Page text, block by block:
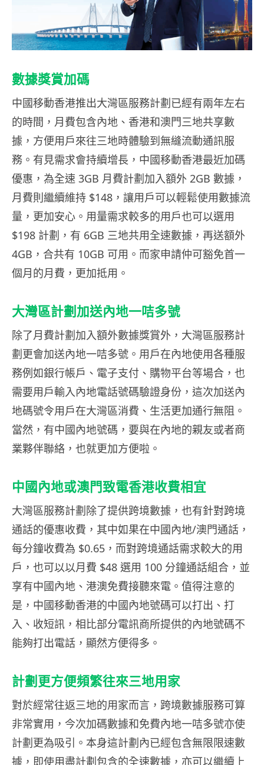
數據獎賞加碼
中國移動香港推出大灣區服務計劃已經有兩年左右
的時間，月費包含內地、香港和澳門三地共享數
據，方便用戶來往三地時體驗到無縫流動通訊服
務。有見需求會持續增長，中國移動香港最近加碼
優惠，為全速 3GB 月費計劃加入額外 2GB 數據，
月費則繼續維持 $148，讓用戶可以輕鬆使用數據流
量，更加安心。用量需求較多的用戶也可以選用
$198 計劃，有 6GB 三地共用全速數據，再送額外
4GB，合共有 10GB 可用。而家申請仲可豁免首一
個月的月費，更加抵用。
大灣區計劃加送內地一咭多號
除了月費計劃加入額外數據獎賞外，大灣區服務計
劃更會加送內地一咭多號。用戶在內地使用各種服
務例如銀行帳戶、電子支付、購物平台等場合，也
需要用戶輸入內地電話號碼驗證身份，這次加送內
地碼號令用戶在大灣區消費、生活更加通行無阻。
當然，有中國內地號碼，要與在內地的親友或者商
業夥伴聯絡，也就更加方便啦。
中國內地或澳門致電香港收費相宜
大灣區服務計劃除了提供跨境數據，也有針對跨境
通話的優惠收費，其中如果在中國內地/澳門通話，
每分鐘收費為 $0.65，而對跨境通話需求較大的用
戶，也可以以月費 $48 選用 100 分鐘通話組合，並
享有中國內地、港澳免費接聽來電。值得注意的
是，中國移動香港的中國內地號碼可以打出、打
入、收短訊，相比部分電訊商所提供的內地號碼不
能夠打出電話，顯然方便得多。
計劃更方便頻繁往來三地用家
對於經常往返三地的用家而言，跨境數據服務可算
非常實用，今次加碼數據和免費內地一咭多號亦使
計劃更為吸引。本身這計劃內已經包含無限限速數
據，即使用盡計劃包含的全速數據，亦可以繼續上